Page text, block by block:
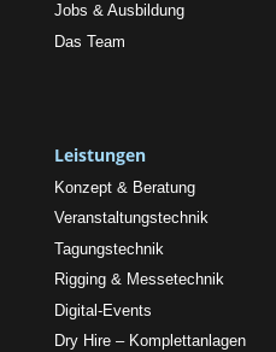
Jobs & Ausbildung
Das Team
Leistungen
Konzept & Beratung
Veranstaltungstechnik
Tagungstechnik
Rigging & Messetechnik
Digital-Events
Dry Hire – Komplettanlagen